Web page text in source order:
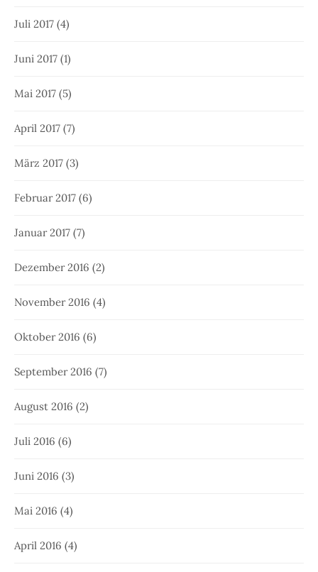
Juli 2017 (4)
Juni 2017 (1)
Mai 2017 (5)
April 2017 (7)
März 2017 (3)
Februar 2017 (6)
Januar 2017 (7)
Dezember 2016 (2)
November 2016 (4)
Oktober 2016 (6)
September 2016 (7)
August 2016 (2)
Juli 2016 (6)
Juni 2016 (3)
Mai 2016 (4)
April 2016 (4)